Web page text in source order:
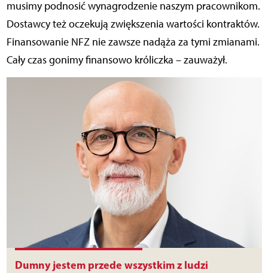
musimy podnosić wynagrodzenie naszym pracownikom.
Dostawcy też oczekują zwiększenia wartości kontraktów.
Finansowanie NFZ nie zawsze nadąża za tymi zmianami.
Cały czas gonimy finansowo króliczka – zauważył.
Dumny jestem przede wszystkim z ludzi